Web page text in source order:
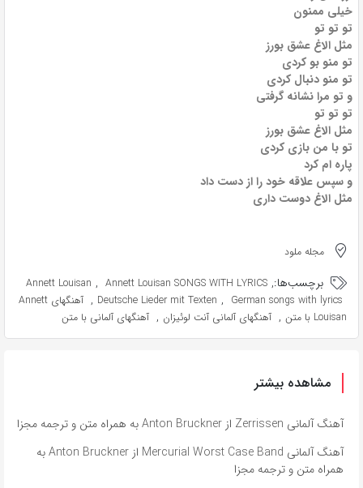
خیلی ممنون
تو تو تو
مثل الاغ عشق بورز
تو منو بو کردی
تو منو دنبال کردی
و تو مرا نشانه گرفتی
تو تو تو
مثل الاغ عشق بورز
تو با من بازی کردی
پاره ام کرد
و سپس علاقه خود را از دست داد
مثل الاغ دوست داری
مجله ملود
برچسب‌ها: Annett Louisan , Annett Louisan SONGS WITH LYRICS ,
Deutsche Lieder mit Texten , German songs with lyrics
,
آهنگهای Annett
Louisan با متن
, آهنگهای آلمانی آنت لوئیزان , آهنگهای آلمانی با متن
مشاهده بیشتر
آهنگ آلمانی Zerrissen از Anton Bruckner به همراه متن و ترجمه مجزا
آهنگ آلمانی Mercurial Worst Case Band از Anton Bruckner به
همراه متن و ترجمه مجزا